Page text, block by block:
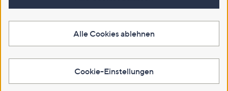
Alle Cookies ablehnen
Cookie-Einstellungen